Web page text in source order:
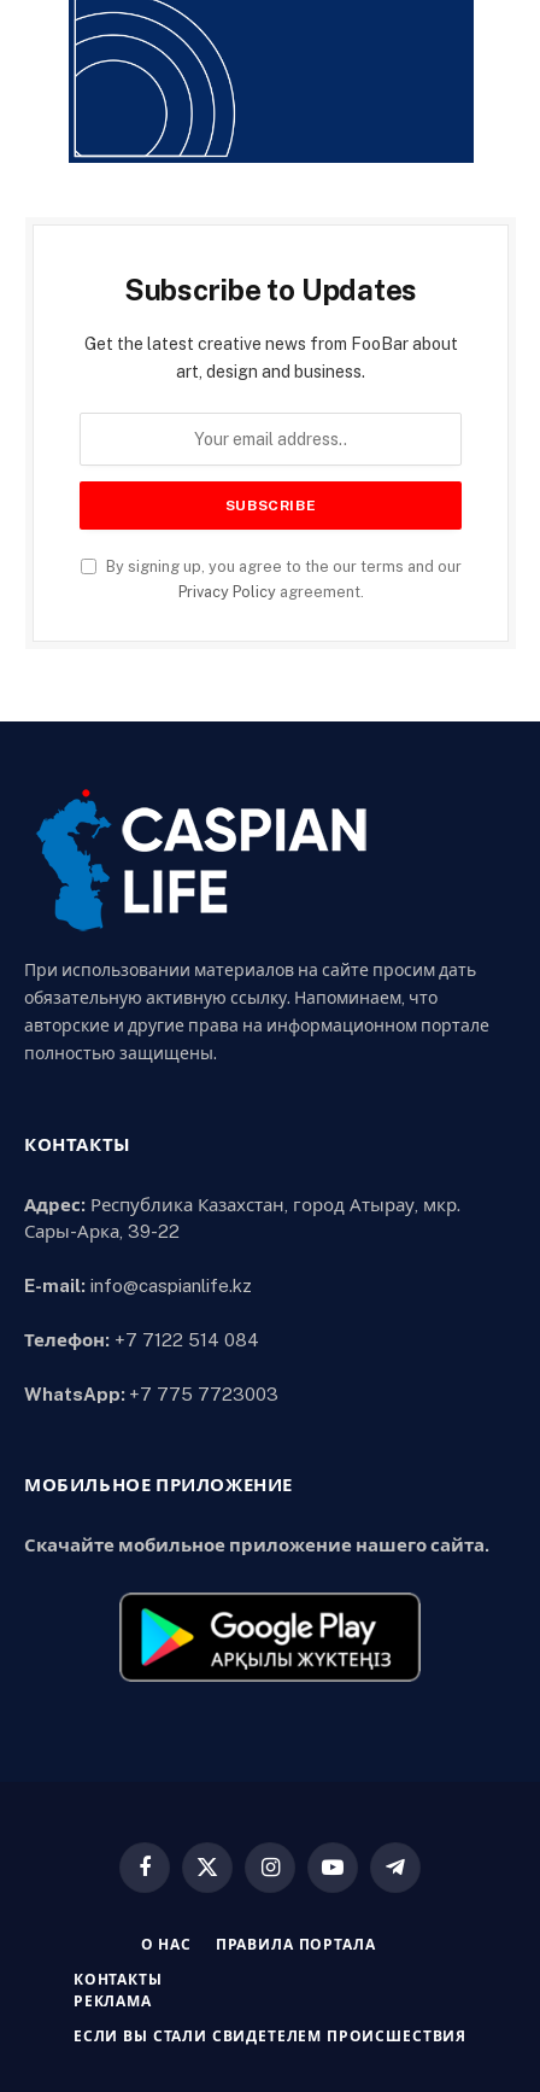
Subscribe to Updates
Get the latest creative news from FooBar about
art, design and business.
By signing up, you agree to the our terms and our
Privacy Policyagreement.
При использовании материалов на сайте просим дать
обязательную активную ссылку. Напоминаем, что
авторские и другие права на информационном портале
полностью защищены.
КОНТАКТЫ
Адрес: Республика Казахстан, город Атырау, мкр.
Сары-Арка, 39-22
E-mail: info@caspianlife.kz
Телефон: +7 7122 514 084
WhatsApp: +7 775 7723003
МОБИЛЬНОЕ ПРИЛОЖЕНИЕ
Скачайте мобильное приложение нашего сайта.
Facebook
X
InstagramYouTubeTelegram
О НАС ПРАВИЛА ПОРТАЛА
КОНТАКТЫ
РЕКЛАМА
ЕСЛИ ВЫ СТАЛИ СВИДЕТЕЛЕМ ПРОИСШЕСТВИЯ